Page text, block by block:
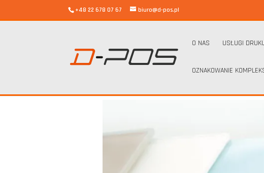
+48 22 678 07 67 biuro@d-pos.pl
O NAS USŁUGI
OZNAKOWANIE